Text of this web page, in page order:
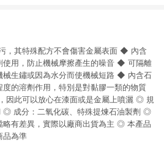
，其特殊配方不會傷害金屬表面 ◆ 內含
使用，防止機械摩擦產生的噪音 ◆ 可隔離
械生鏽或因為水分而使機械短路 ◆ 內含石
的溶劑作用，特別是對黏膠一類的物質
因此可以放心在漆面或是金屬上噴灑 ◎ 規
成分：二氧化碳、特殊提煉石油製劑 ◎
略有差異，實際以廠商出貨為主 ◎ 本產品
品為準